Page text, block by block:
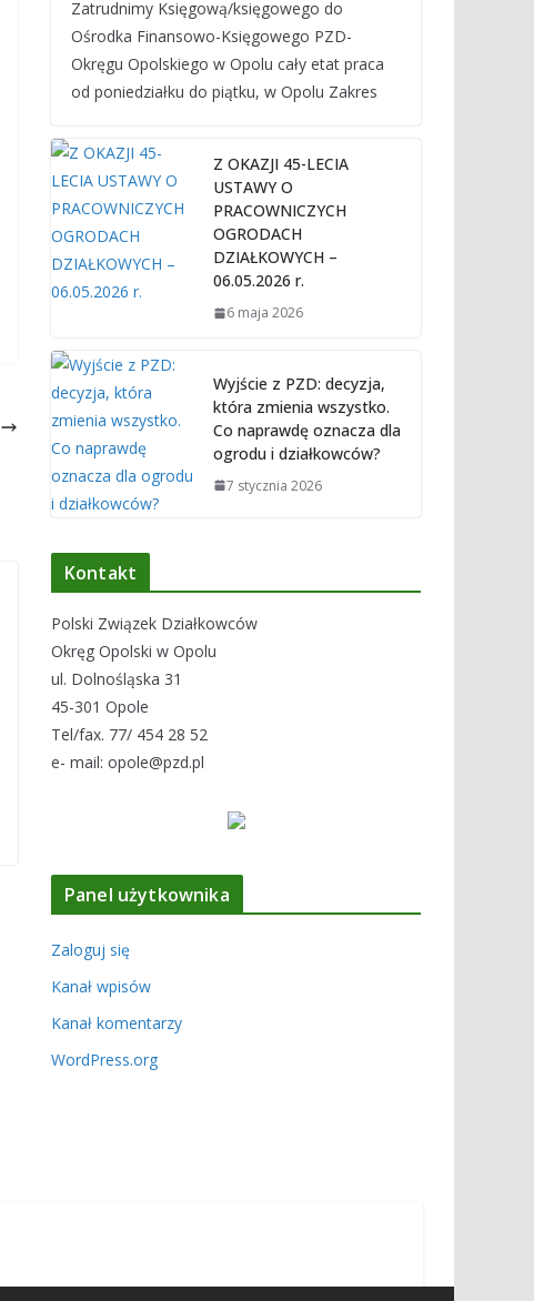
Zatrudnimy Księgową/księgowego do
Ośrodka Finansowo-Księgowego PZD-
Okręgu Opolskiego w Opolu cały etat praca
od poniedziałku do piątku, w Opolu Zakres
Z OKAZJI 45-LECIA
USTAWY O
PRACOWNICZYCH
OGRODACH
DZIAŁKOWYCH –
06.05.2026 r.
6 maja 2026
Wyjście z PZD: decyzja,
która zmienia wszystko.
Co naprawdę oznacza dla
ogrodu i działkowców?
7 stycznia 2026
Kontakt
Polski Związek Działkowców
Okręg Opolski w Opolu
ul. Dolnośląska 31
45-301 Opole
Tel/fax. 77/ 454 28 52
e- mail: opole@pzd.pl
Panel użytkownika
Zaloguj się
Kanał wpisów
Kanał komentarzy
WordPress.org